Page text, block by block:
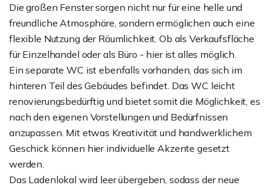
Die großen Fenster sorgen nicht nur für eine helle und
freundliche Atmosphäre, sondern ermöglichen auch eine
flexible Nutzung der Räumlichkeit. Ob als Verkaufsfläche
für Einzelhandel oder als Büro - hier ist alles möglich.
Ein separate WC ist ebenfalls vorhanden, das sich im
hinteren Teil des Gebäudes befindet. Das WC leicht
renovierungsbedürftig und bietet somit die Möglichkeit, es
nach den eigenen Vorstellungen und Bedürfnissen
anzupassen. Mit etwas Kreativität und handwerklichem
Geschick können hier individuelle Akzente gesetzt
werden.
Das Ladenlokal wird leer übergeben, sodass der neue